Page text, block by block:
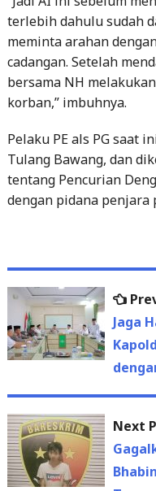
terlebih dahulu sudah
meminta arahan
cadangan. Setelah
bersama NH
korban,” imbuhnya.
Tulang Bawang, dan
tentang Pencurian
dengan pidana penjara
Post
navigation